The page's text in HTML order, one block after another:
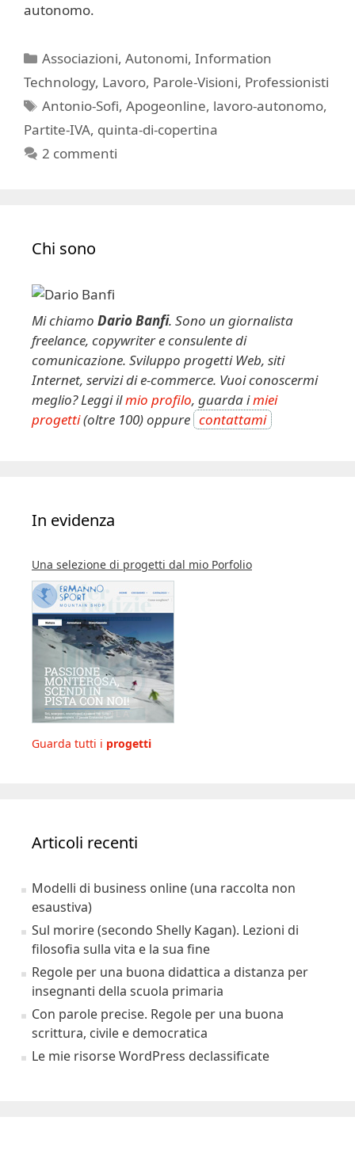
autonomo.
Categorie
Associazioni,Autonomi,Information
Technology, Lavoro, Parole-Visioni, Professionisti
Tag
Antonio-Sofi,Apogeonline, lavoro-autonomo,
Partite-IVA, quinta-di-copertina
2 commenti
Chi sono
Mi chiamo Dario Banfi. Sono un giornalista
freelance, copywriter e consulente di
comunicazione. Sviluppo progetti Web, siti
Internet, servizi di e-commerce. Vuoi conoscermi
meglio? Leggi ilmio profilo, guarda imiei
progetti(oltre 100) oppure contattami
In evidenza
Una selezione di progetti dal mio Porfolio
Guarda tutti i progetti
Articoli recenti
Modelli di business online (una raccolta non
esaustiva)
Sul morire (secondo Shelly Kagan). Lezioni di
filosofia sulla vita e la sua fine
Regole per una buona didattica a distanza per
insegnanti della scuola primaria
Con parole precise. Regole per una buona
scrittura, civile e democratica
Le mie risorse WordPress declassificate